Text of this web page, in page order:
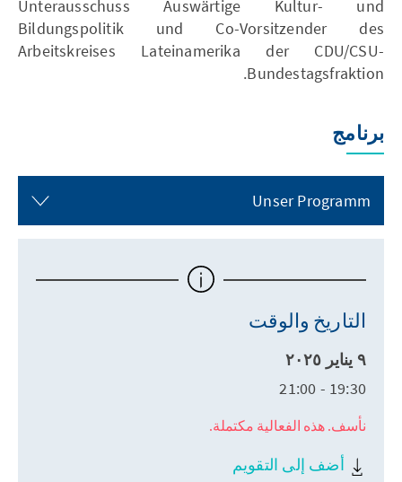
Unterausschuss Auswärtige Kultur- und
Bildungspolitik und Co-Vorsitzender des
Arbeitskreises Lateinamerika der CDU/CSU-
Bundestagsfraktion.
برنامج
Unser Programm
التاريخ والوقت
٩ يناير ٢٠٢٥
19:30 - 21:00
نأسف. هذه الفعالية مكتملة.
أضف إلى التقويم